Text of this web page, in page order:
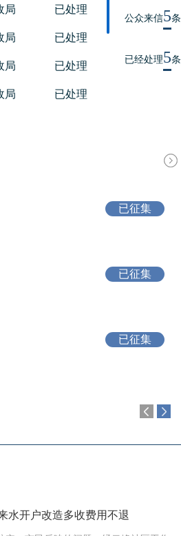
局 已处理
局 已处理
局 已处理
局 已处理
公众来信5条
已经处理5条
已征集
已征集
已征集
水开户改造多收费用不退